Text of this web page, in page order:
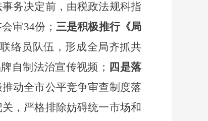
务决定前， 由税政法规科指
审34份； 三是积极推行《局
络员队伍，形成全局齐抓共
自制法治宣传视频 ； 四是落
动全市公平竞争审查制度落
，严格排除妨碍统一市场和